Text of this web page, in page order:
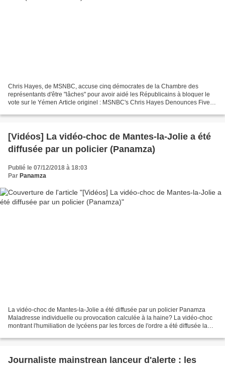
Chris Hayes, de MSNBC, accuse cinq démocrates de la Chambre des
représentants d'être "lâches" pour avoir aidé les Républicains à bloquer le
vote sur le Yémen Article originel : MSNBC's Chris Hayes Denounces Five
[Vidéos] La vidéo-choc de Mantes-la-Jolie a été
diffusée par un policier (Panamza)
Publié le 07/12/2018 à 18:03
Par Panamza
La vidéo-choc de Mantes-la-Jolie a été diffusée par un policier Panamza
Maladresse individuelle ou provocation calculée à la haine? La vidéo-choc
montrant l'humiliation de lycéens par les forces de l'ordre a été diffusée la
Journaliste mainstrean lanceur d'alerte : les